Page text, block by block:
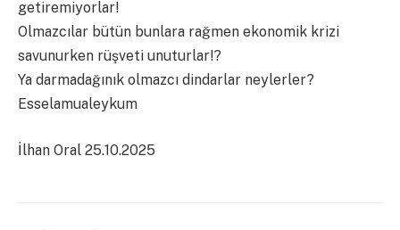
getiremiyorlar!
Olmazcılar bütün bunlara rağmen ekonomik krizi
savunurken rüşveti unuturlar!?
Ya darmadağınık olmazcı dindarlar neylerler?
Esselamualeykum
İlhan Oral 25.10.2025